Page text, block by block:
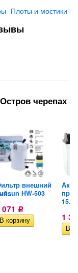
Плоты и мостики
черепах
внешний
HW-503
Р
15...
1